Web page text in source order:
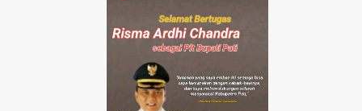
AISYIYAH JATENG AISYIYAH PATI
AISYIYAH TLOGOWUNGU
AJANG ABANG NONE JAKARTA 2024
AJUDAN KAPOLRI